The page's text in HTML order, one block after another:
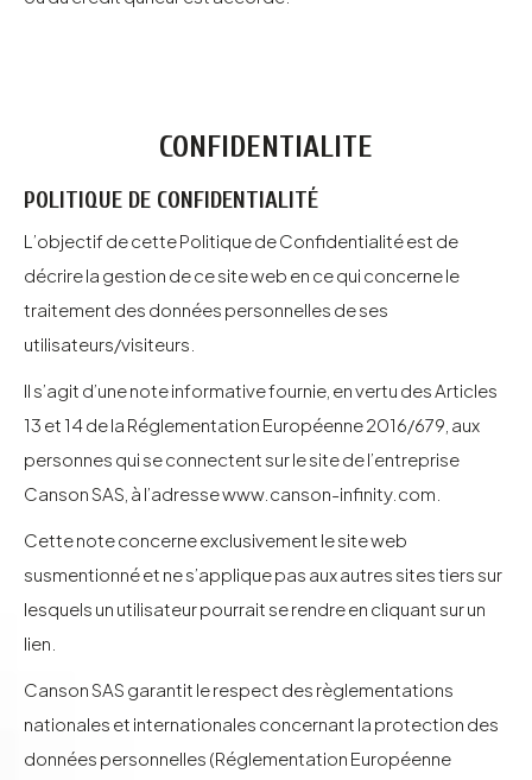
CONFIDENTIALITE
POLITIQUE DE CONFIDENTIALITÉ
L’objectif de cette Politique de Confidentialité est de
décrire la gestion de ce site web en ce qui concerne le
traitement des données personnelles de ses
utilisateurs/visiteurs.
Il s’agit d’une note informative fournie, en vertu des Articles
13 et 14 de la Réglementation Européenne 2016/679, aux
personnes qui se connectent sur le site de l’entreprise
Canson SAS, à l’adressewww.canson-infinity.com
Cette note concerne exclusivement le site web
susmentionné et ne s’applique pas aux autres sites tiers sur
lesquels un utilisateur pourrait se rendre en cliquant sur un
lien.
Canson SAS garantit le respect des règlementations
nationales et internationales concernant la protection des
données personnelles (Réglementation Européenne